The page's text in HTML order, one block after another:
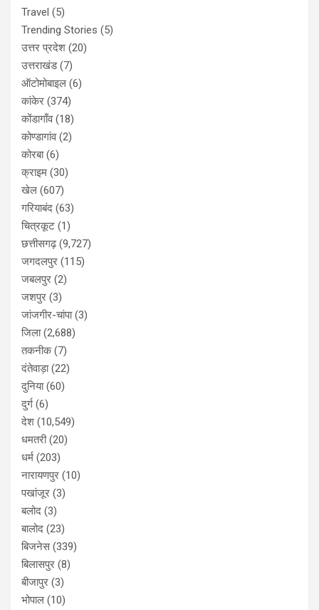
Travel (5)
Trending Stories (5)
उत्तर प्रदेश (20)
उत्तराखंड(7)
ऑटोमोबाइल (6)
कांकेर (374)
कोंडागाँव(18)
कोण्डागांव(2)
कोरबा(6)
क्राइम (30)
खेल (607)
गरियाबंद (63)
चित्रकूट (1)
छत्तीसगढ़(9,727)
जगदलपुर (115)
जबलपुर (2)
जशपुर (3)
जांजगीर-चांपा(3)
जिला(2,688)
तकनीक(7)
दंतेवाड़ा(22)
दुनिया(60)
दुर्ग (6)
देश (10,549)
धमतरी(20)
धर्म (203)
नारायणपुर (10)
पखांजूर (3)
बलोद (3)
बालोद (23)
बिजनेस(339)
बिलासपुर (8)
बीजापुर (3)
भोपाल (10)